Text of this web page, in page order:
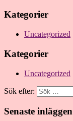
Kategorier
Uncategorized
Kategorier
Uncategorized
Sök efter:
Senaste inläggen